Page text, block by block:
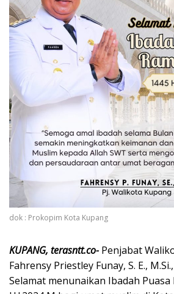
dok : Prokopim Kota Kupang
KUPANG, terasntt.co- Penjabat
Fahrensy Priestley Funay, S. E.,
Selamat menunaikan Ibadah Puasa